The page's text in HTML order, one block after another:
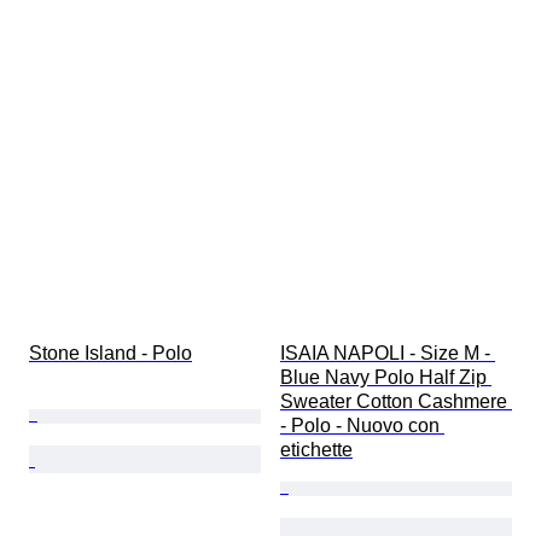
Stone Island - Polo
ISAIA NAPOLI - Size M -
Blue Navy Polo Half Zip
Sweater Cotton Cashmere
- Polo - Nuovo con
etichette